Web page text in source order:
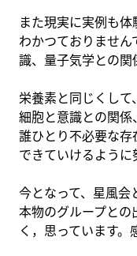
また現実に実例も
わかつておりませ
識、量子気学との関
栄養素と同じくして、
細胞と意識との関係、
誰ひとり不必要な
できていけるように
今となって、星風会
本物のグループとの
く，思っています。